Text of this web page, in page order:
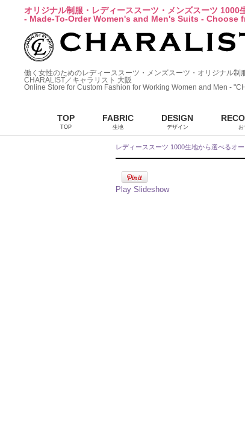
オリジナル制服・レディーススーツ・メンズスーツ 1000
- Made-To-Order Women's and Men's Suits - Choose
働く女性のためのレディーススーツ・メンズスーツ・オリジナル制
CHARALIST／キャラリスト 大阪
Online Store for Custom Fashion for Working Women and Men -
TOP
TOP
FABRIC
生地
DESIGN
デザイン お
レディーススーツ 1000生地から選べるオ
Play Slideshow